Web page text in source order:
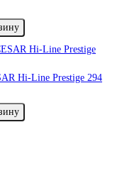
Hi-Line Prestige 294